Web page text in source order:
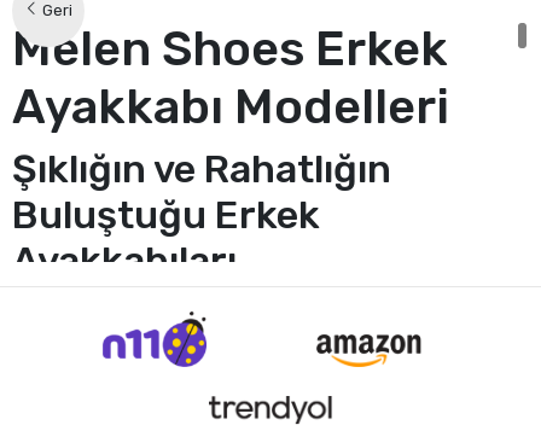
Geri
Melen Shoes Erkek
Ayakkabı Modelleri
Şıklığın ve Rahatlığın
Buluştuğu Erkek
Ayakkabıları
ve üstün kaliteyi bir araya getiren Erkek Ayakkabı Modelleri
koleksiyonuyla dikkat çekiyor. Her bir ayakkabı, sadece şıklık ve
tasarımları ve yüksek kalite standartları ile erkeklerin günlük
yaşamlarının vazgeçilmez bir parçası oluyor.